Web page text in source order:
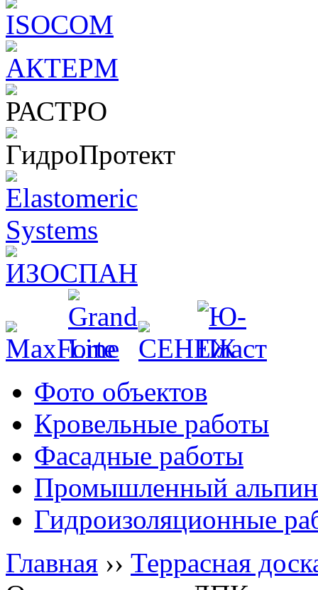
Фото объектов
Кровельные работы
Фасадные работы
Промышленный
Гидроизоляционные
Главная ›› Террасная